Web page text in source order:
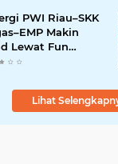
PWI Riau–SKK
Makin
Lewat Fun
Competition
Lihat